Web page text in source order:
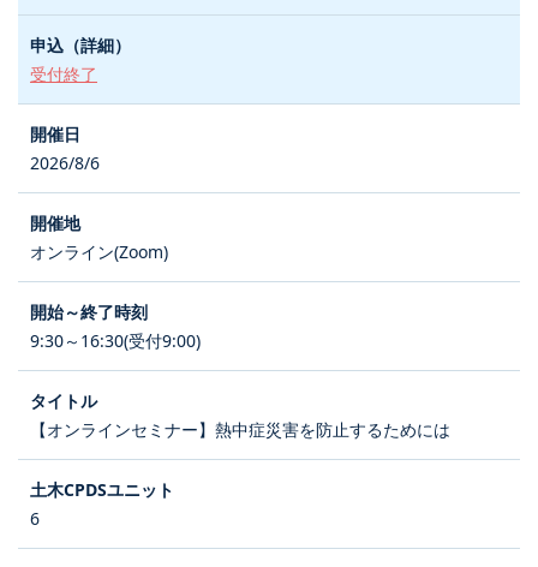
受付終了
2026/8/6
オンライン(Zoom)
9:30～16:30(受付9:00)
【オンラインセミナー】熱中症災害を防止するためには
6